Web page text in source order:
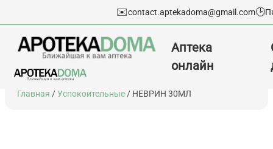
Перейти
✉️contact.aptekadoma@gmail.com🕒
Аптека
онлайн
Главная /Успокоительные / НЕВРИН 30МЛ